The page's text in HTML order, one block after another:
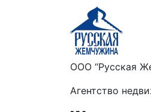
ООО “Русская
Агентство